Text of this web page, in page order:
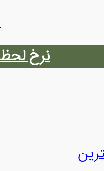
نرخ